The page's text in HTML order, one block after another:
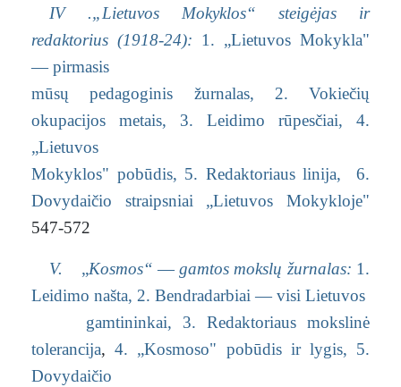
IV .„Lietuvos Mokyklos“ steigėjas ir
redaktorius (1918-24): 1. „Lietuvos Mokykla"
— pirmasis
mūsų pedagoginis žurnalas,
2. Vokiečių
okupacijos metais,
3. Leidimo rūpesčiai,
4.
„Lietuvos
Mokyklos" pobūdis, 5. Redaktoriaus linija,
6.
Dovydaičio straipsniai „Lietuvos Mokykloje"
547-572
V. „Kosmos“ —gamtos mokslų žurnalas: 1.
Leidimo našta, 2. Bendradarbiai — visi Lietuvos
gamtininkai, 3. Redaktoriaus mokslinė
tolerancija, 4. „Kosmoso" pobūdis ir lygis, 5.
Dovydaičio